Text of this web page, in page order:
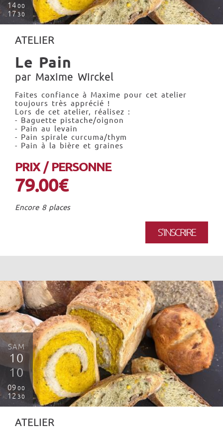
14 00
17 30
ATELIER
Le Pain
par Maxime Wirckel
Faites confiance à Maxime pour cet atelier
toujours très apprécié !
Lors de cet atelier, réalisez :
- Baguette pistache/oignon
- Pain au levain
- Pain spirale curcuma/thym
- Pain à la bière et graines
PRIX / PERSONNE
79.00€
Encore 8 places
S'INSCRIRE
SAM
10
10
09 00
12 30
ATELIER